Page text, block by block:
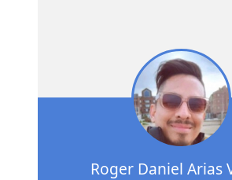
Roger Daniel Arias